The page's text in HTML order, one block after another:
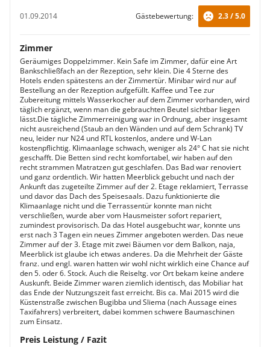
01.09.2014
Gästebewertung: 2.3 / 5.0
Zimmer
Geräumiges Doppelzimmer. Kein Safe im Zimmer, dafür eine Art
Bankschließfach an der Rezeption, sehr klein. Die 4 Sterne des
Hotels enden spätestens an der Zimmertür. Minibar wird nur auf
Bestellung an der Rezeption aufgefüllt. Kaffee und Tee zur
Zubereitung mittels Wasserkocher auf dem Zimmer vorhanden, wird
täglich ergänzt, wenn man die gebrauchten Beutel sichtbar liegen
lässt.Die tägliche Zimmerreinigung war in Ordnung, aber insgesamt
nicht ausreichend (Staub an den Wänden und auf dem Schrank) TV
neu, leider nur N24 und RTL kostenlos, andere und W-Lan
kostenpflichtig. Klimaanlage schwach, weniger als 24° C hat sie nicht
geschafft. Die Betten sind recht komfortabel, wir haben auf den
recht strammen Matratzen gut geschlafen. Das Bad war renoviert
und ganz ordentlich. Wir hatten Meerblick gebucht und nach der
Ankunft das zugeteilte Zimmer auf der 2. Etage reklamiert, Terrasse
und davor das Dach des Speisesaals. Dazu funktionierte die
Klimaanlage nicht und die Terrassentür konnte man nicht
verschließen, wurde aber vom Hausmeister sofort repariert,
zumindest provisorisch. Da das Hotel ausgebucht war, konnte uns
erst nach 3 Tagen ein neues Zimmer angeboten werden. Das neue
Zimmer auf der 3. Etage mit zwei Bäumen vor dem Balkon, naja,
Meerblick ist glaube ich etwas anderes. Da die Mehrheit der Gäste
franz. und engl. waren hatten wir wohl nicht wirklich eine Chance auf
den 5. oder 6. Stock. Auch die Reiseltg. vor Ort bekam keine andere
Auskunft. Beide Zimmer waren ziemlich identisch, das Mobiliar hat
das Ende der Nutzungszeit fast erreicht. Bis ca. Mai 2015 wird die
Küstenstraße zwischen Bugibba und Sliema (nach Aussage eines
Taxifahrers) verbreitert, dabei kommen schwere Baumaschinen
zum Einsatz.
Preis Leistung / Fazit